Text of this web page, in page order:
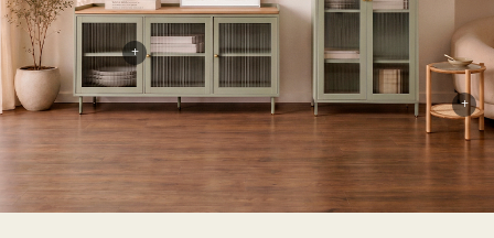
+
+